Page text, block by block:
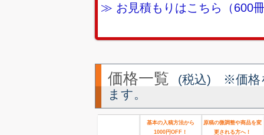
≫ お見積もりはこちら（600
価格一覧
(税込) ※価格
ます。
基本の入稿方法から
1000円OFF！
原稿の微調整や商品を変
更される方へ！